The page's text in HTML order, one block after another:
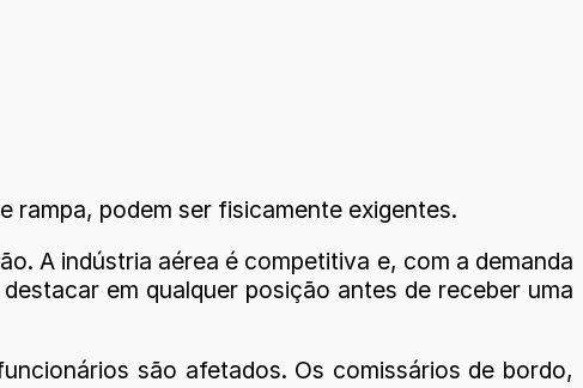
rampa, podem ser fisicamente exigentes.
A indústria aérea é competitiva e, com a demanda
em qualquer posição antes de receber uma
são afetados. Os comissários de bordo,